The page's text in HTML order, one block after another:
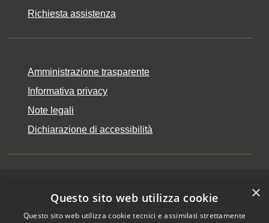
Richiesta assistenza
Amministrazione trasparente
Informativa privacy
Note legali
Dichiarazione di accessibilità
Accessibilità
Privacy
Copyright © 2026 • Comune
di Riccione • Powered by
Municipium•Accesso
×
Questo sito web utilizza cookie
Questo sito web utilizza cookie tecnici e assimilati strettamente